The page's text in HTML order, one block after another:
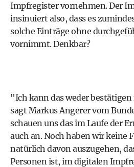
Impfregister vornehmen. Der
insinuiert also, dass es
solche Einträge ohne
vornimmt. Denkbar?
"Ich kann das weder
sagt Markus Angerer vom
schauen uns das im Laufe der
auch an. Noch haben wir keine
natürlich davon auszugehen,
Personen ist, im digitalen